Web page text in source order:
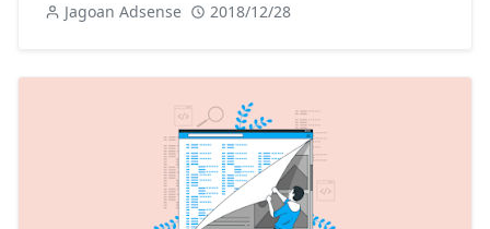
Jagoan Adsense 2018/12/28